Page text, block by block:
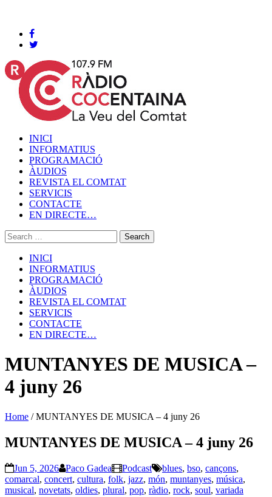
INICI
INFORMATIUS
PROGRAMACIÓ
ÀUDIOS
REVISTA EL COMTAT
SERVICIS
CONTACTE
EN DIRECTE…
INICI
INFORMATIUS
PROGRAMACIÓ
ÀUDIOS
REVISTA EL COMTAT
SERVICIS
CONTACTE
EN DIRECTE…
MUNTANYES DE MUSICA –
4 juny 26
Home /MUNTANYES DE MUSICA – 4 juny 26
MUNTANYES DE MUSICA – 4 juny 26
Jun 5, 2026 Paco Gadea Podcast blues, bso, cançons,
comarcal, concert, cultura, folk, jazz, món, muntanyes, música,
musical, novetats, oldies, plural, pop, ràdio, rock, soul, variada